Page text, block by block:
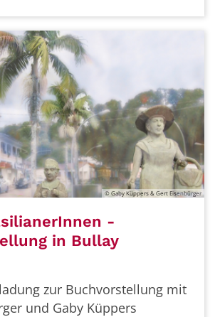
© Gaby Küppers & Gert Eisenbürger
-
in Bullay
zur Buchvorstellung mit
und Gaby Küppers